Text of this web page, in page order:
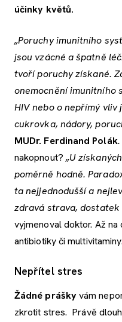
účinky květů.
„Poruchy imunitního
jsou vzácné a špatně
tvoří poruchy získané.
onemocnění imunitního
HIV nebo o nepřímý vliv
cukrovka, nádory,
MUDr. Ferdinand Polák.
nakopnout? „U
poměrně hodně.
ta nejjednodušší a
zdravá strava, dostatek
vyjmenoval doktor. Až
antibiotiky či multivitaminy.
Nepřítel stres
Žádné práškyvám
zkrotit stres. Právě